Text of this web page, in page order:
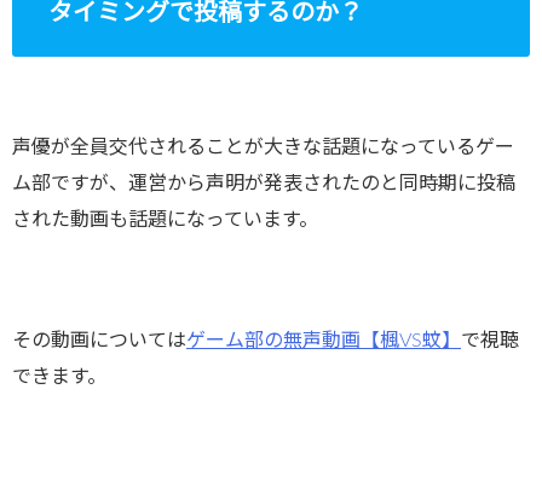
タイミングで投稿するのか？
声優が全員交代されることが大きな話題になっているゲー
ム部ですが、運営から声明が発表されたのと同時期に投稿
された動画も話題になっています。
その動画についてはゲーム部の無声動画【楓VS蚊】 で視聴
できます。